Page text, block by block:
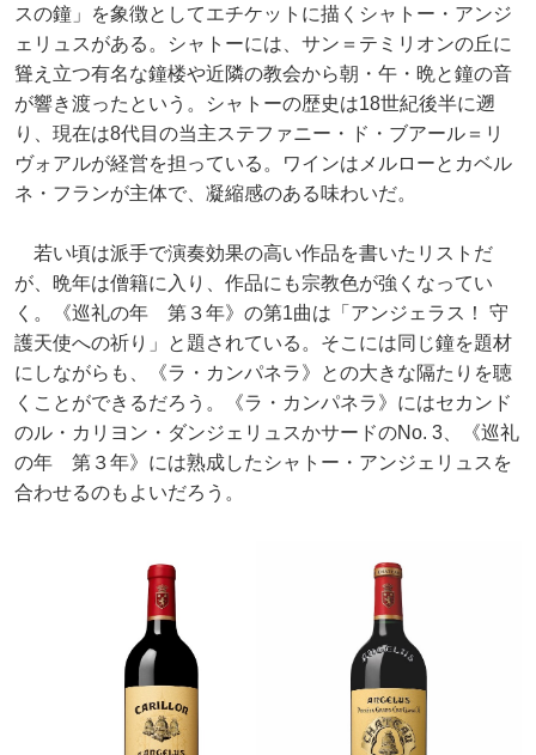
スの鐘」を象徴としてエチケットに描くシャトー・アンジ
ェリュスがある。シャトーには、サン＝テミリオンの丘に
聳え立つ有名な鐘楼や近隣の教会から朝・午・晩と鐘の音
が響き渡ったという。シャトーの歴史は18世紀後半に遡
り、現在は8代目の当主ステファニー・ド・ブアール＝リ
ヴォアルが経営を担っている。ワインはメルローとカベル
ネ・フランが主体で、凝縮感のある味わいだ。
若い頃は派手で演奏効果の高い作品を書いたリストだ
が、晩年は僧籍に入り、作品にも宗教色が強くなってい
く。《巡礼の年 第３年》の第1曲は「アンジェラス！ 守
護天使への祈り」と題されている。そこには同じ鐘を題材
にしながらも、《ラ・カンパネラ》との大きな隔たりを聴
くことができるだろう。《ラ・カンパネラ》にはセカンド
のル・カリヨン・ダンジェリュスかサードのNo. 3、《巡礼
の年 第３年》には熟成したシャトー・アンジェリュスを
合わせるのもよいだろう。